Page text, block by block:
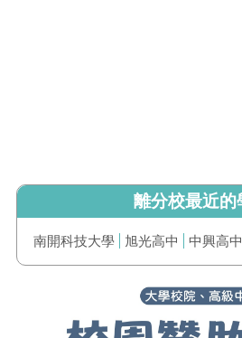
離分校最近的
南開科技大學 旭光高中 中興高中